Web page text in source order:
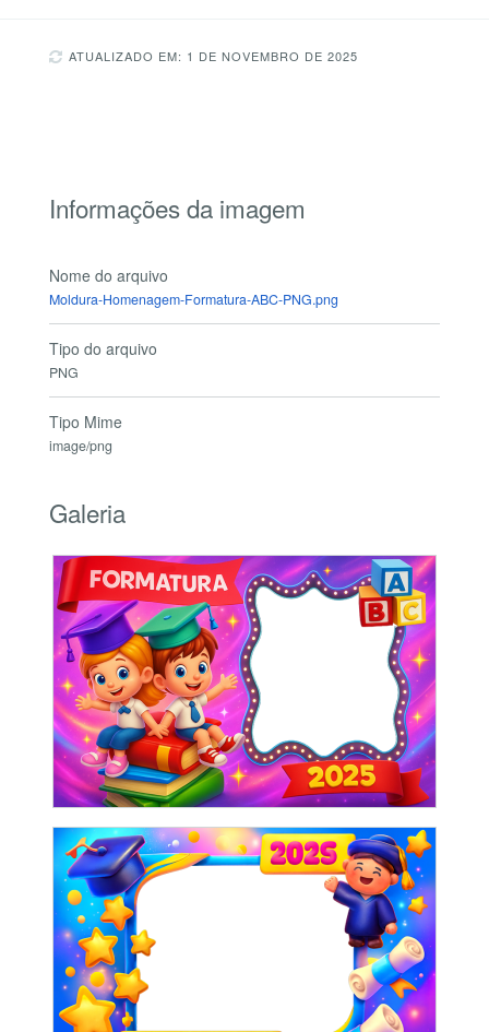
ATUALIZADO EM: 1 DE NOVEMBRO DE 2025
Informações da imagem
Nome do arquivo
Moldura-Homenagem-Formatura-ABC-PNG.png
Tipo do arquivo
PNG
Tipo Mime
image/png
Galeria